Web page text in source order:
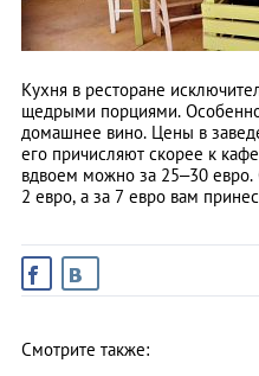
Кухня в ресторане
щедрыми порциями.
домашнее вино. Цены в
его причисляют скорее к
вдвоем можно за 25–30 евро.
2 евро, а за 7 евро вам
Смотрите также: